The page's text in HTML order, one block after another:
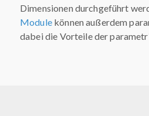
Dimensionen durchgeführt
Modulekönnen außerdem
dabei die Vorteile der